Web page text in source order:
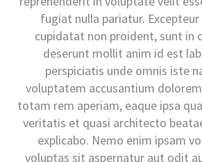
fugiat nulla pariatur.
cupidatat non proident, sunt in
deserunt mollit anim id est
perspiciatis unde omnis iste
voluptatem accusantium
totam rem aperiam, eaque ipsa
veritatis et quasi architecto
explicabo. Nemo enim ipsam
voluptas sit aspernatur aut odit